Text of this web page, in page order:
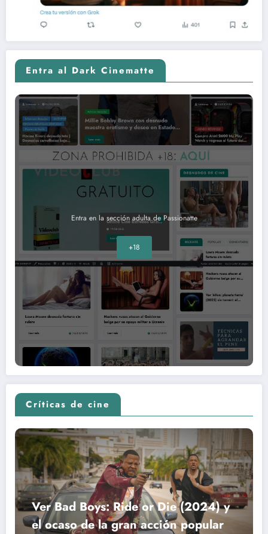
Entra al Dark Cinematte
Entra en la sección adulta de Passionatte
+18
Críticas de cine
Ver Bad Boys: Ride or Die (2024) y
el ocaso de la gran acción popular